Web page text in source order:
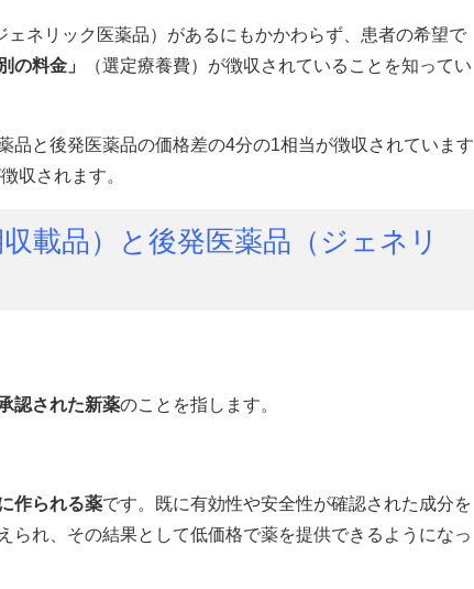
ネリック医薬品）があるにもかかわらず、患者の希望で
の料金」
（選定療養費）が徴収されていることを知ってい
品と後発医薬品の価格差の4分の1相当が徴収されています
収されます。
載品）と後発医薬品（ジェネリ
認された新薬のことを指します。
作られる薬です。既に有効性や安全性が確認された成分を
られ、その結果として低価格で薬を提供できるようになっ